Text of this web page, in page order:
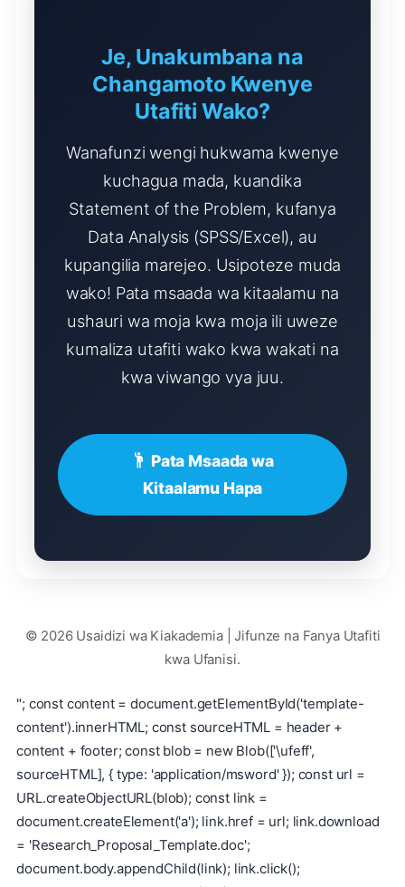
Je, Unakumbana na
Changamoto Kwenye
Utafiti Wako?
Wanafunzi wengi hukwama kwenye
kuchagua mada, kuandika
Statement of the Problem, kufanya
Data Analysis (SPSS/Excel), au
kupangilia marejeo. Usipoteze muda
wako! Pata msaada wa kitaalamu na
ushauri wa moja kwa moja ili uweze
kumaliza utafiti wako kwa wakati na
kwa viwango vya juu.
Pata Msaada wa
Kitaalamu Hapa
© 2026 Usaidizi wa Kiakademia | Jifunze na Fanya Utafiti
kwa Ufanisi.
"; const content = document.getElementById('template-
content').innerHTML; const sourceHTML = header +
content + footer; const blob = new Blob(['\ufeff',
sourceHTML], { type: 'application/msword' }); const url =
URL.createObjectURL(blob); const link =
document.createElement('a'); link.href = url; link.download
= 'Research_Proposal_Template.doc';
document.body.appendChild(link); link.click();